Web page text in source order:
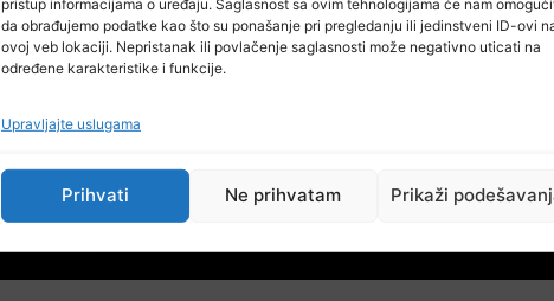
da obrađujemo podatke kao što su ponašanje pri pregledanju ili jedinstveni ID-ovi
ovoj veb lokaciji. Nepristanak ili povlačenje saglasnosti može negativno uticati na
određene karakteristike i funkcije.
Upravljajte uslugama
Prihvati Ne prihvatam Prikaži